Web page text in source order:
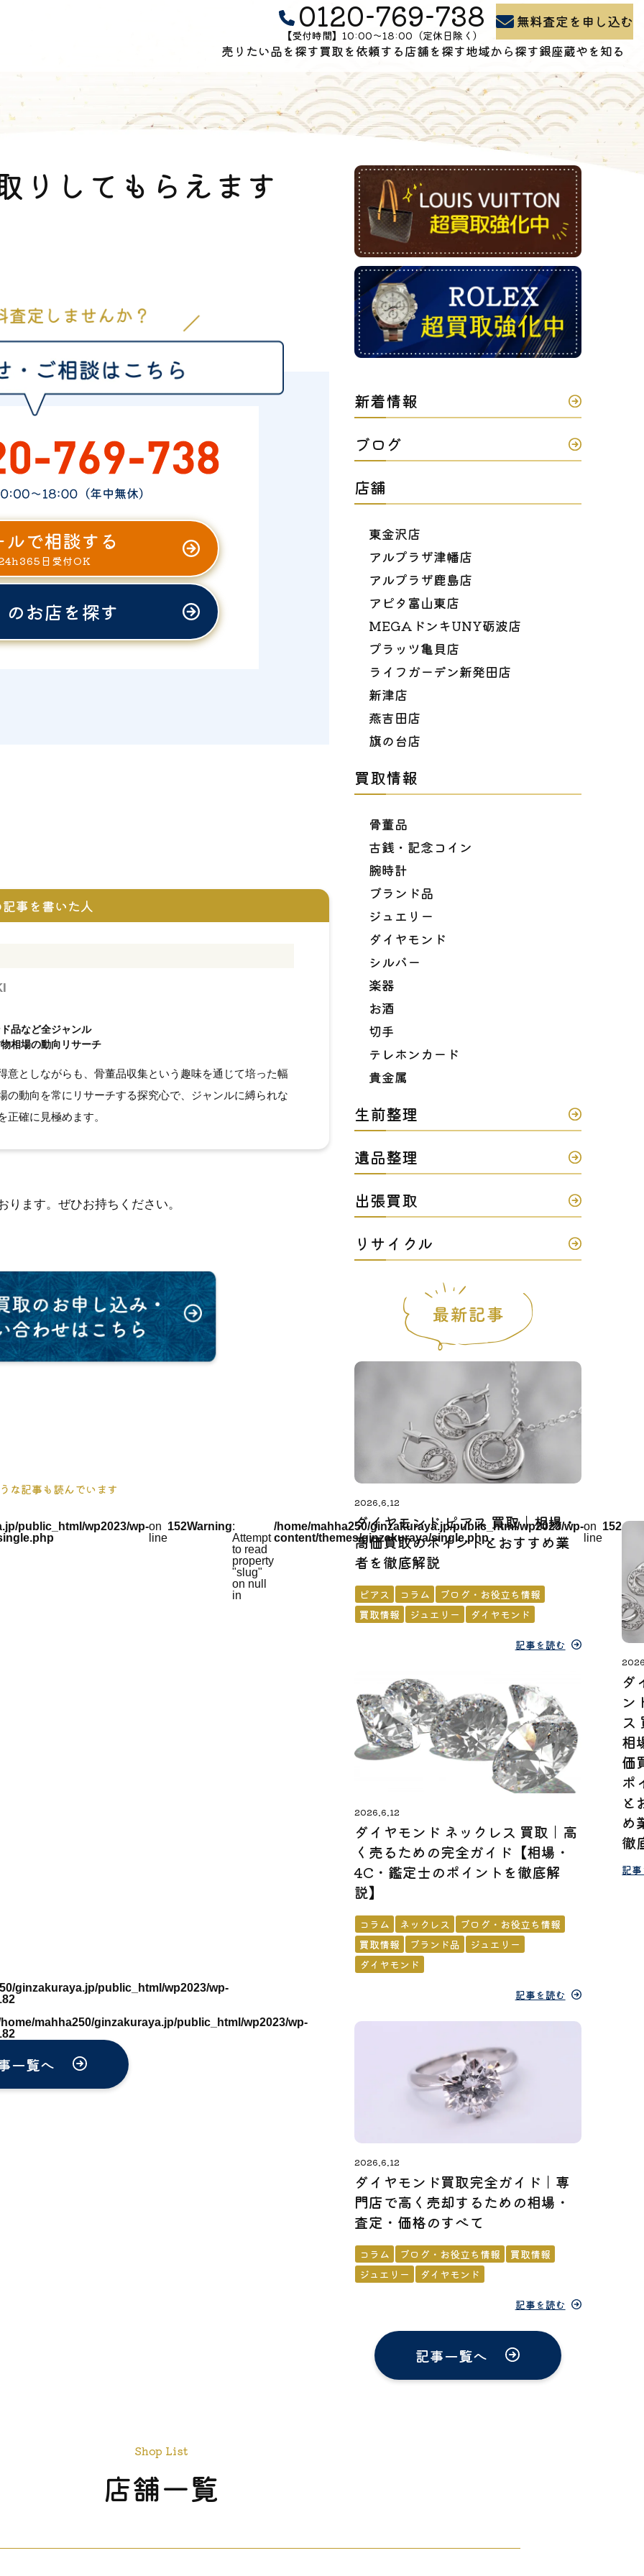
0120-769-738
【受付時間】10:00〜18:00（定休日除く）
無料査定を申し込む
売りたい品を探す買取を依頼する
買取の流れ
出張買取
店舗を探す地域から探す
石川県の買取
富山県の買取
新潟県の買取
銀座蔵やを知る
よくある質問
買取コラム
会社概要
りしてもらえます
ルで相談する
日受付OK
のお店を探す
事を書いた人
品など全ジャンル
相場の動向リサーチ
意としながらも、骨董品収集という趣味を通じて培った幅
の動向を常にリサーチする探究心で、ジャンルに縛られな
正確に見極めます。
ます。ぜひお持ちください。
な記事も読んでいます
public_html/wp2023/wp-on
line
152Warning:
Attempt
to read
property
"slug"
on null
in
/home/mahha250/ginzakuraya.jp/public_html/wp2023/wp-
content/themes/ginzakuraya/single.php
on
line
152
ダ
ン
ス
相
価
ポ
と
め
徹
記
ginzakuraya.jp/public_html/wp2023/wp-
mahha250/ginzakuraya.jp/public_html/wp2023/wp-
一覧へ
新着情報
ブログ
店舗
東金沢店
アルプラザ津幡店
アルプラザ鹿島店
アピタ富山東店
MEGAドンキUNY砺波店
プラッツ亀貝店
ライフガーデン新発田店
新津店
燕吉田店
旗の台店
買取情報
骨董品
古銭・記念コイン
腕時計
ブランド品
ジュエリー
ダイヤモンド
シルバー
楽器
お酒
切手
テレホンカード
貴金属
生前整理
遺品整理
出張買取
リサイクル
2026.6.12
ダイヤモンド ピアス 買取｜相場・
高価買取のポイントとおすすめ業
者を徹底解説
ピアス コラム
ブログ・お役立ち情報
買取情報
ジュエリー ダイヤモンド
記事を読む
2026.6.12
ダイヤモンド ネックレス 買取｜高
く売るための完全ガイド【相場・
4C・鑑定士のポイントを徹底解
説】
コラム ネックレス
ブログ・お役立ち情報
買取情報
ブランド品
ジュエリー
ダイヤモンド
記事を読む
2026.6.12
ダイヤモンド買取完全ガイド｜専
門店で高く売却するための相場・
査定・価格のすべて
コラム ブログ・お役立ち情報
買取情報
ジュエリー
ダイヤモンド
記事を読む
記事一覧へ
Shop List
店舗一覧